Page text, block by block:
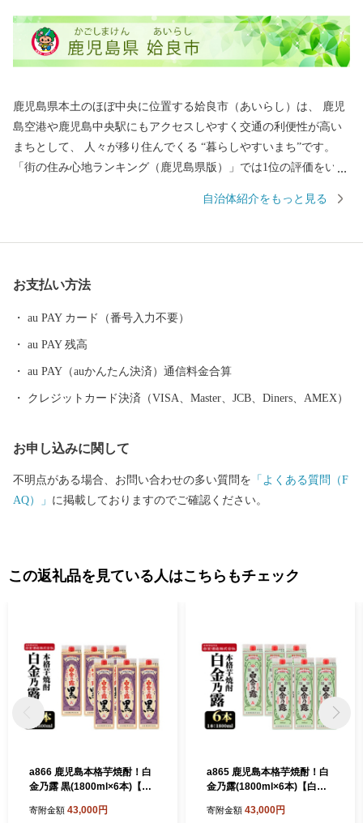
鹿児島県本土のほぼ中央に位置する姶良市（あいらし）は、 鹿児
島空港や鹿児島中央駅にもアクセスしやすく交通の利便性が高い
まちとして、 人々が移り住んでくる “暮らしやすいまち”です。
「街の住み心地ランキング（鹿児島県版）」では1位の評価をいた
一方で、 街の中心部は大型商業施設や飲食店も増え賑わいを増し
がありますので、商品説明欄の発送可能期間、申込受付期間を必
させていただきます。 ※寄附につきましては、年度内の回数制限
は現在設けておりません。 ※返礼品の写真はイメージです。
自治体紹介をもっと見る
お支払い方法
au PAY カード（番号入力不要）
au PAY 残高
au PAY（auかんたん決済）通信料金合算
クレジットカード決済（VISA、Master、JCB、Diners、AMEX）
お申し込みに関して
不明点がある場合、お問い合わせの多い質問を 「よくある質問（F
AQ）」 に掲載しておりますのでご確認ください。
この返礼品を見ている人はこちらもチェック
a866 鹿児島本格芋焼酎！白
金乃露 黒(1800ml×6本)【白
芋焼酎 本格焼酎 芋焼酎 いも
寄附金額 43,000円
a865 鹿児島本格芋焼酎！白
金乃露(1800ml×6本)【白金
焼酎 本格焼酎 芋焼酎 いも焼
寄附金額 43,000円